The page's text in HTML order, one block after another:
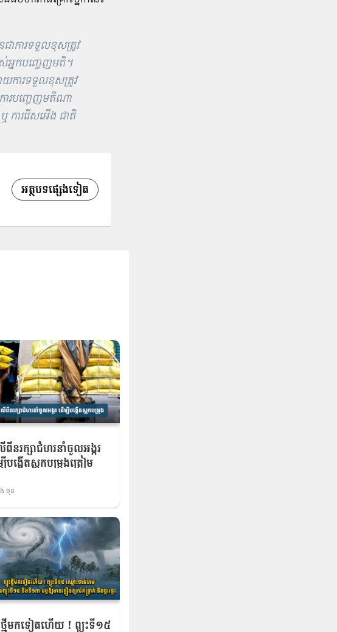
ាការទទួលខុសត្រូវ
អ្នកបញ្ចេញមតិ។
យការទទួលខុសត្រូវ
របញ្ចេញមតិណា
ាររើសអើង ជាតិ
អត្ថបទផ្សេងទៀត
ពី​ន​រក្សា​ជំហរ​នាំ​ចូល​អង្ករ
បង្កើត​ស្តុក​បម្រុង​ត្រៀម​
មុន
ថ្មីមកទៀតហើយ ! ព្យុះទី១៥